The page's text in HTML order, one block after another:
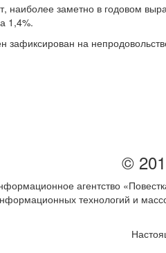
наиболее заметно в годовом
1,4%.
зафиксирован на
©
агентство
технологий и